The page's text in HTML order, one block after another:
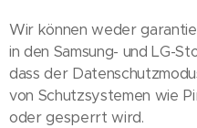
Wir können weder
in den Samsung- und LG-
dass der
von Schutzsystemen wie
oder gesperrt wird.